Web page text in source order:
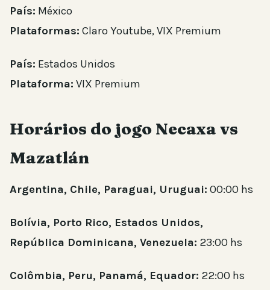
País: México
Plataformas: Claro Youtube, VIX Premium
País: Estados Unidos
Plataforma: VIX Premium
Horários do jogo Necaxa vs
Mazatlán
Argentina, Chile, Paraguai, Uruguai: 00:00 hs
Bolívia, Porto Rico, Estados Unidos,
República Dominicana, Venezuela: 23:00 hs
Colômbia, Peru, Panamá, Equador: 22:00 hs